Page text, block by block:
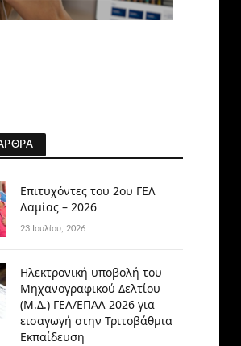
Επιτυχόντες του 2ου ΓΕΛ
Λαμίας – 2026
23 Ιουλίου, 2026
Ηλεκτρονική υποβολή του
Μηχανογραφικού Δελτίου
(Μ.Δ.) ΓΕΛ/ΕΠΑΛ 2026 για
εισαγωγή στην Τριτοβάθμια
Εκπαίδευση